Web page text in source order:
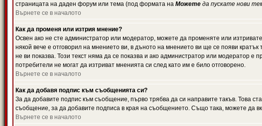
страницата на даден форум или тема (под формата на Можете да пускате нови
Върнете се в началото
Как да променя или изтрия мнение?
Освен ако не сте администратор или модератор, можете да променяте или
някой вече е отговорил на мнението ви, в дъното на мнението ви ще се появи
не ви показва. Този текст няма да се показва и ако администратор или модератор
потребители не могат да изтриват мненията си след като им е било отговорено.
Върнете се в началото
Как да добавя подпис към съобщенията си?
За да добавите подпис към съобщение, първо трябва да си направите такъв. Това
съобщение, за да добавите подписа в края на съобщението. Също така, можете да
Върнете се в началото